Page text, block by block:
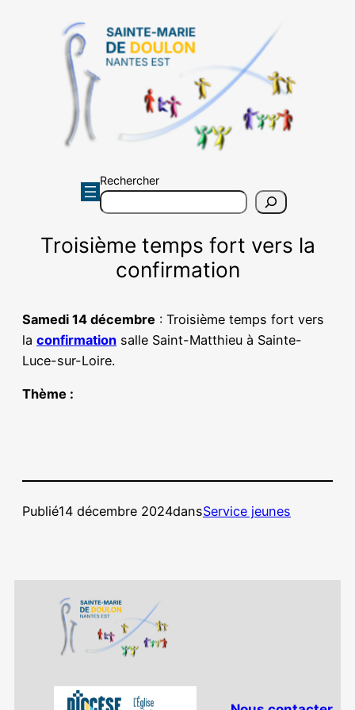
Rechercher
Troisième temps fort vers la
confirmation
Samedi 14 décembre : Troisième temps fort vers
la confirmation salle Saint-Matthieu à Sainte-
Luce-sur-Loire.
Thème :
Publié14 décembre 2024dansService jeunes